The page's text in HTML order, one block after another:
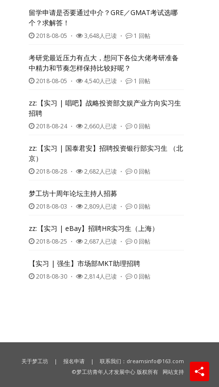
留学申请是否要通过中介？GRE／GMAT考试选哪
个？求解答！
2018-08-05 ・ 3,648人已读 ・ 1 回帖
考研党最近压力有点大，想问下各位大佬考研准备
中精力和节奏怎样保持比较好呢？
2018-08-05 ・ 4,540人已读 ・ 1 回帖
zz:【实习 | 唱吧】战略投资部文娱产业方向实习生
招聘
2018-08-24・ 2,660人已读 ・ 0 回帖
zz:【实习 | 国泰君安】招聘投资银行部实习生 （北
京）
2018-08-28 ・ 2,682人已读 ・ 0 回帖
梦工坊十周年论坛主持人招募
2018-08-03 ・ 2,809人已读 ・ 0 回帖
zz:【实习 | eBay】招聘HR实习生（上海）
2018-08-25 ・ 2,687人已读 ・ 0 回帖
【实习 | 强生】市场部MKT助理招聘
2018-08-30 ・ 2,814人已读 ・ 0 回帖
关于梦工坊 | 报名申请 | 联系我们： dreamsinfo@163.com
©梦工坊青年人才发展中心 版权所有 网站支持